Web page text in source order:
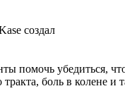
создал
помочь убедиться,
боль в колене и